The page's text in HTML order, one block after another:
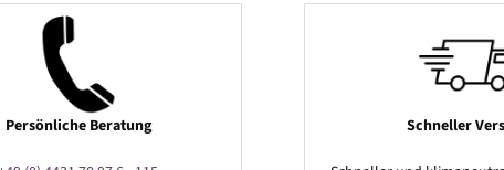
Persönliche Beratung Schneller